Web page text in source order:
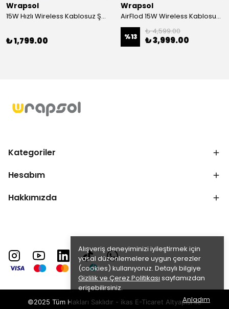
Alışveriş deneyiminizi iyileştirmek için
yasal düzenlemelere uygun çerezler
(cookies) kullanıyoruz. Detaylı bilgiye
Gizlilik ve Çerez Politikası sayfamızdan
erişebilirsiniz.
Anladım
Wrapsol
15W Hızlı Wireless Kablosuz Şarj Standı 4 in 1 Masaüstü İstasyon -iPhone-android-watch-airpods Uyumlu
₺ 1,799.00
Wrapsol
AirFlod 15W Wireless Kablosuz Şarj Standı Alüminyum Katlanabilir 3in1 iPhone-android-watch-airpods
%13
₺ 4,599.00
₺ 3,999.00
Kategoriler
Hesabım
Hakkımızda
©2025 Tüm Hakları Saklıdır - ikas E-Ticaret Altyapısı ile